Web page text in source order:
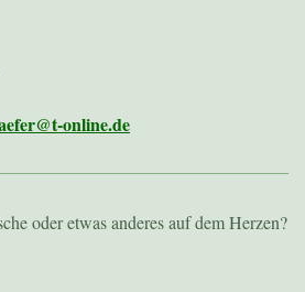
online.de
oder etwas anderes auf dem Herzen?